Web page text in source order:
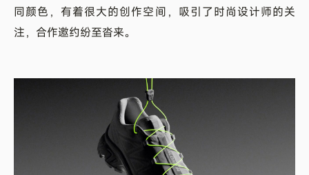
同颜色，有着很大的创作空间，吸引了时尚设计师的关
注，合作邀约纷至沓来。